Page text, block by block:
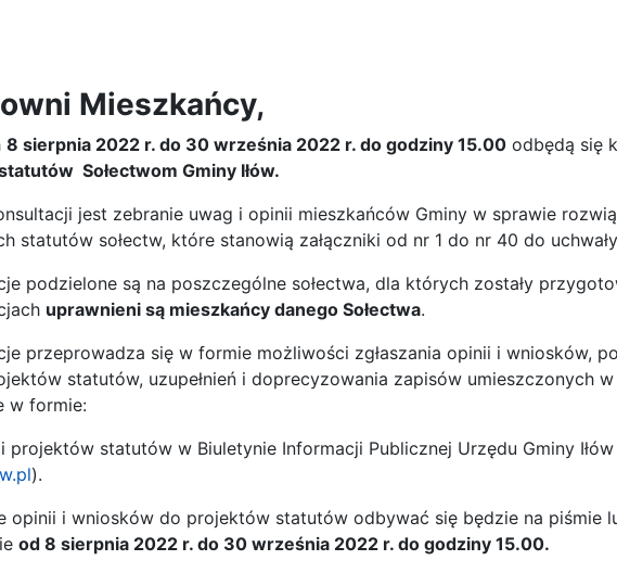
Mieszkańcy,
8 sierpnia 2022 r. do 30 września 2022 r. do godziny 15.00 odbędą się
Sołectwom Gminy Iłów.
jest zebranie uwag i opinii mieszkańców Gminy w sprawie
statutów sołectw, które stanowią załączniki od nr 1 do nr 40 do
podzielone są na poszczególne sołectwa, dla których zostały
uprawnieni są mieszkańcy danego Sołectwa.
przeprowadza się w formie możliwości zgłaszania opinii i wniosków,
statutów, uzupełnień i doprecyzowania zapisów umieszczonych
w formie:
projektów statutów w Biuletynie Informacji Publicznej Urzędu Gminy
).
opinii i wniosków do projektów statutów odbywać się będzie na
od 8 sierpnia 2022 r. do 30 września 2022 r. do godziny 15.00.